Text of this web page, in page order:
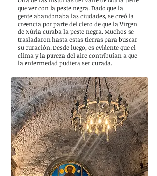
que ver con la peste negra. Dado que la
gente abandonaba las ciudades, se creó la
creencia por parte del clero de que la Virgen
de Núria curaba la peste negra. Muchos se
trasladaron hasta estas tierras para buscar
su curación. Desde luego, es evidente que el
clima y la pureza del aire contribuían a que
la enfermedad pudiera ser curada.